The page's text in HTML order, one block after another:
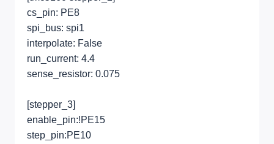
cs_pin: PE8
spi_bus: spi1
interpolate: False
run_current: 4.4
sense_resistor: 0.075
[stepper_3]
enable_pin:!PE15
step_pin:PE10